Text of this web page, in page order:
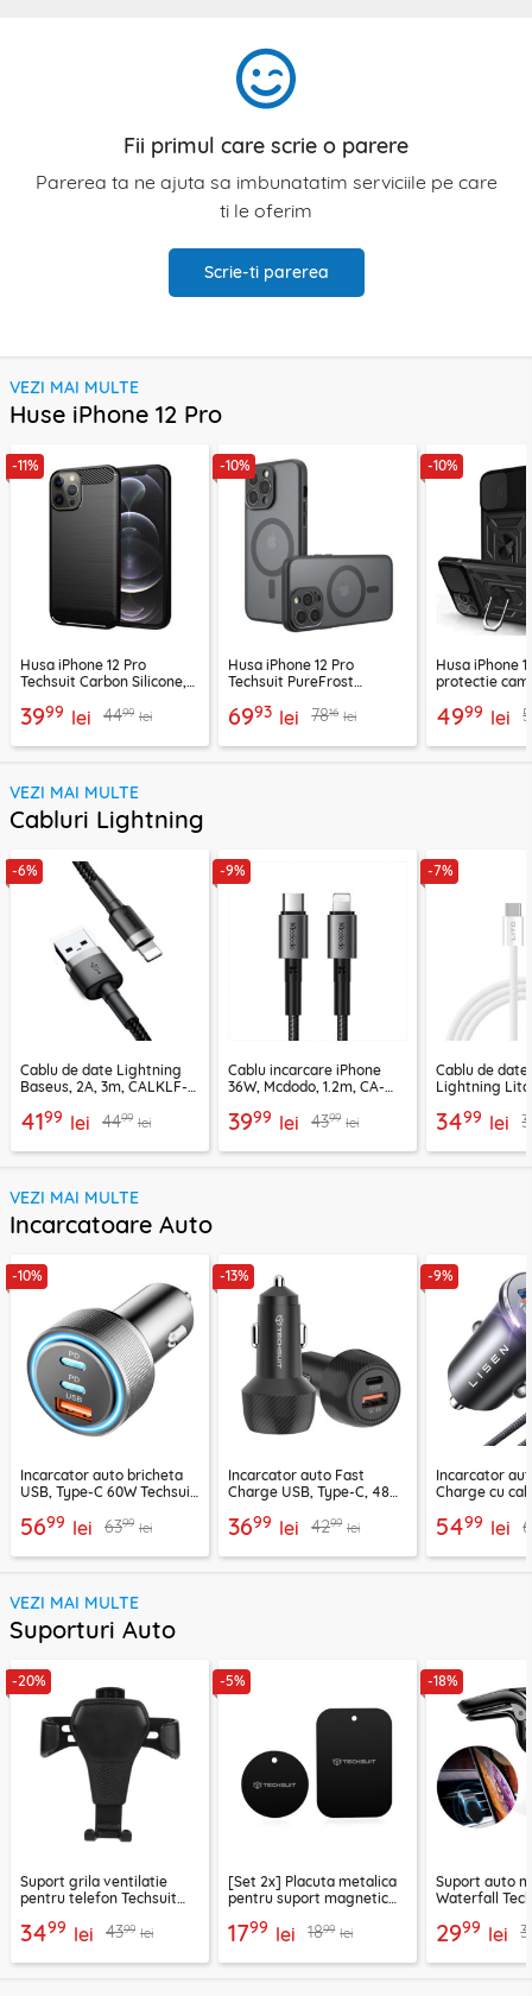
Fii primul care scrie o parere
Parerea ta ne ajuta sa imbunatatim serviciile pe care
ti le oferim
Scrie-ti parerea
VEZI MAI MULTE
Huse iPhone 12 Pro
-11%
Husa iPhone 12 Pro
Techsuit Carbon Silicone,
3999 lei 4499 lei
-10%
Husa iPhone 12 Pro
Techsuit PureFrost
6993 lei 7816 lei
-10%
Husa iPhone
protectie
4999 lei
VEZI MAI MULTE
Cabluri Lightning
-6%
Cablu de date Lightning
Baseus, 2A, 3m, CALKLF-
4199 lei 4499 lei
-9%
Cablu incarcare iPhone
36W, Mcdodo, 1.2m, CA-
3999 lei 4399 lei
-7%
Cablu de date
Lightning
3499 lei
VEZI MAI MULTE
Incarcatoare Auto
-10%
Incarcator auto bricheta
USB, Type-C 60W Techsuit
5699 lei 6399 lei
-13%
Incarcator auto Fast
Charge USB, Type-C, 48W
3699 lei 4299 lei
-9%
Incarcator
Charge cu
5499 lei
VEZI MAI MULTE
Suporturi Auto
-20%
Suport grila ventilatie
pentru telefon Techsuit
3499 lei 4399 lei
-5%
[Set 2x] Placuta metalica
pentru suport magnetic
negru
1799 lei 1899 lei
-18%
Suport auto
Waterfall
2999 lei